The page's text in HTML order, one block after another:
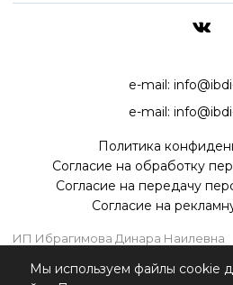
e-mail:
e-mail:
Политика
Согласие на обработку
Согласие на передачу
Согласие на
ИП Ибрагимова Динара Наилевна
ОГРНИП 315595800070181
Мы используем файлы cookie